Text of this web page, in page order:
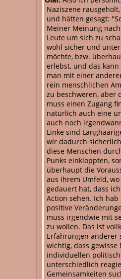
Naziszene
und hätten gesagt:
Meiner Meinung
Leute um sich zu
wohl sicher und
möchte, bzw.
erlebst, und das
man mit einer
rein menschlichen
zu beschweren, aber
muss einen Zugang
natürlich auch eine
auch noch
Linke sind
wir dadurch
diese Menschen
Punks einkloppten,
überhaupt die
aus ihrem Umfeld,
gedauert hat, dass
Action sehen. Ich
positive
muss irgendwie mit
zu wollen. Das ist
Erfahrungen anderer
wichtig, dass
individuellen
unterschiedlich
Gemeinsamkeiten